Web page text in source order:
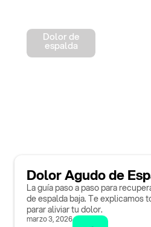
Dolor de
espalda
Dolor Agudo de
La guía paso a paso para
de espalda baja. Te explicamos
parar aliviar tu dolor.
marzo 3, 2026